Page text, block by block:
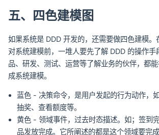
五、四色建模图
如果系统是 DDD 开发的，还需要做四色建模。
对系统建模前，一堆人要先了解 DDD 的操作手
品、研发、测试、运营等了解业务的伙伴，都
成系统建模。
蓝色 - 决策命令，是用户发起的行为动作，
抽奖、查看额度等。
黄色 - 领域事件，过去时态描述。如；签到
品发放完成。它所阐述的都是这个领域要完成